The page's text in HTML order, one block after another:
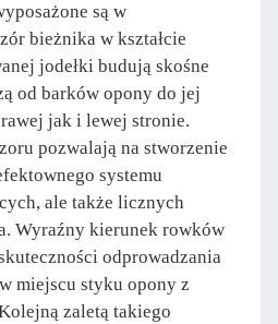
są w
bieżnika w kształcie
jodełki budują skośne
od barków opony do jej
jak i lewej stronie.
pozwalają na stworzenie
systemu
ale także licznych
Wyraźny kierunek rowków
odprowadzania
miejscu styku opony z
zaletą takiego